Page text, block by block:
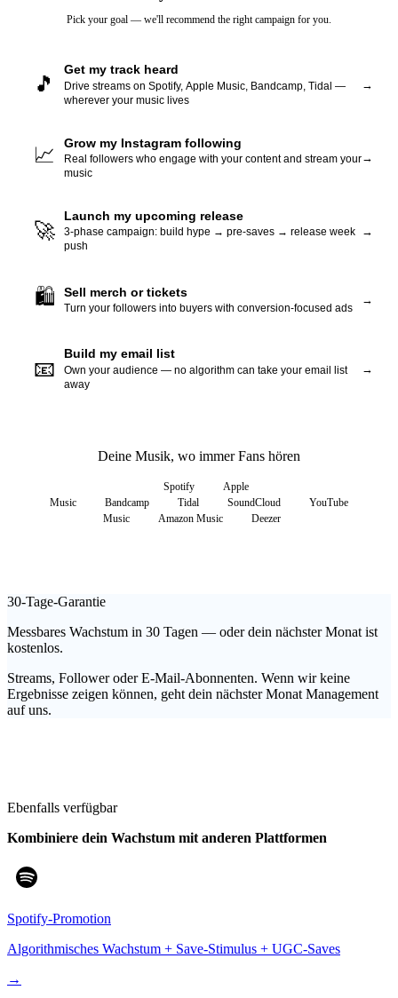
Pick your goal — we'll recommend the right campaign for you.
🎵
Get my track heard
Drive streams on Spotify, Apple Music, Bandcamp, Tidal —
wherever your music lives
→
📈
Grow my Instagram following
Real followers who engage with your content and stream your
music
→
🚀
Launch my upcoming release
3-phase campaign: build hype → pre-saves → release week
push
→
🛍️ Sell merch or tickets
Turn your followers into buyers with conversion-focused ads
→
📧
Build my email list
Own your audience — no algorithm can take your email list
away
→
Deine Musik, wo immer Fans hören
Spotify
Apple
Music
Bandcamp Tidal SoundCloud
YouTube
Music
Amazon Music Deezer
30-Tage-Garantie
Messbares Wachstum in 30 Tagen — oder dein nächster Monat ist
kostenlos.
Streams, Follower oder E-Mail-Abonnenten. Wenn wir keine
Ergebnisse zeigen können, geht dein nächster Monat Management
auf uns.
Ebenfalls verfügbar
Kombiniere dein Wachstum mit anderen Plattformen
Spotify-Promotion
Algorithmisches Wachstum + Save-Stimulus + UGC-Saves
→